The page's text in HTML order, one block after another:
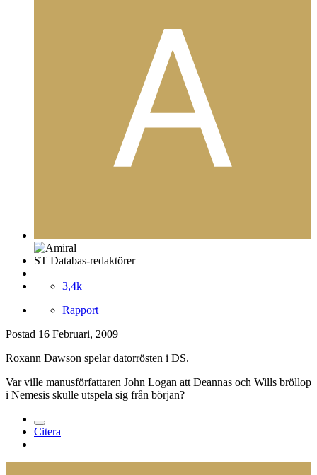
ST Databas-redaktörer
3,4k
Rapport
Postad 16 Februari, 2009
Roxann Dawson spelar datorrösten i DS.
Var ville manusförfattaren John Logan att Deannas och Wills bröllop
i Nemesis skulle utspela sig från början?
Citera